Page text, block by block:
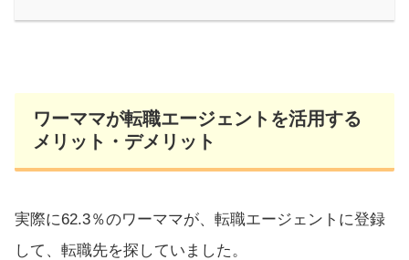
ワーママが転職エージェントを活用する
メリット・デメリット
実際に62.3％のワーママが、転職エージェントに登録
して、転職先を探していました。